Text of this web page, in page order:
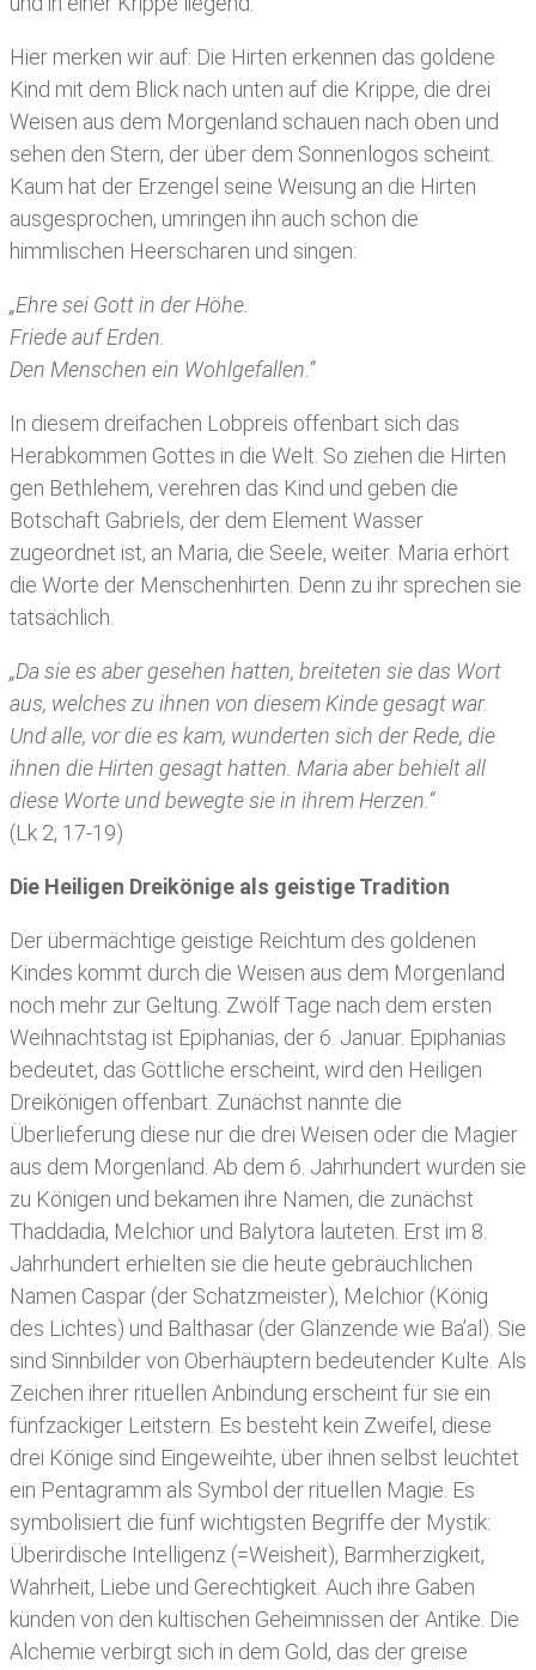
Hier merken wir auf: Die Hirten erkennen das goldene
Kind mit dem Blick nach unten auf die Krippe, die drei
Weisen aus dem Morgenland schauen nach oben und
sehen den Stern, der über dem Sonnenlogos scheint.
Kaum hat der Erzengel seine Weisung an die Hirten
ausgesprochen, umringen ihn auch schon die
himmlischen Heerscharen und singen:
„Ehre sei Gott in der Höhe.
Friede auf Erden.
Den Menschen ein Wohlgefallen.“
In diesem dreifachen Lobpreis offenbart sich das
Herabkommen Gottes in die Welt. So ziehen die Hirten
gen Bethlehem, verehren das Kind und geben die
Botschaft Gabriels, der dem Element Wasser
zugeordnet ist, an Maria, die Seele, weiter. Maria erhört
die Worte der Menschenhirten. Denn zu ihr sprechen sie
tatsächlich.
„Da sie es aber gesehen hatten, breiteten sie das Wort
aus, welches zu ihnen von diesem Kinde gesagt war.
Und alle, vor die es kam, wunderten sich der Rede, die
ihnen die Hirten gesagt hatten. Maria aber behielt all
diese Worte und bewegte sie in ihrem Herzen.“
(Lk 2, 17-19)
Die Heiligen Dreikönige als geistige Tradition
Der übermächtige geistige Reichtum des goldenen
Kindes kommt durch die Weisen aus dem Morgenland
noch mehr zur Geltung. Zwölf Tage nach dem ersten
Weihnachtstag ist Epiphanias, der 6. Januar. Epiphanias
bedeutet, das Göttliche erscheint, wird den Heiligen
Dreikönigen offenbart. Zunächst nannte die
Überlieferung diese nur die drei Weisen oder die Magier
aus dem Morgenland. Ab dem 6. Jahrhundert wurden sie
zu Königen und bekamen ihre Namen, die zunächst
Thaddadia, Melchior und Balytora lauteten. Erst im 8.
Jahrhundert erhielten sie die heute gebräuchlichen
Namen Caspar (der Schatzmeister), Melchior (König
des Lichtes) und Balthasar (der Glänzende wie Ba’al). Sie
sind Sinnbilder von Oberhäuptern bedeutender Kulte. Als
Zeichen ihrer rituellen Anbindung erscheint für sie ein
fünfzackiger Leitstern. Es besteht kein Zweifel, diese
drei Könige sind Eingeweihte, über ihnen selbst leuchtet
ein Pentagramm als Symbol der rituellen Magie. Es
symbolisiert die fünf wichtigsten Begriffe der Mystik:
Überirdische Intelligenz (=Weisheit), Barmherzigkeit,
Wahrheit, Liebe und Gerechtigkeit. Auch ihre Gaben
künden von den kultischen Geheimnissen der Antike. Die
Alchemie verbirgt sich in dem Gold, das der greise